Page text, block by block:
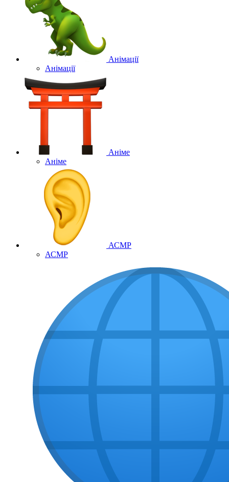
Анімації
Анімації
Аніме
Аніме
АСМР
АСМР